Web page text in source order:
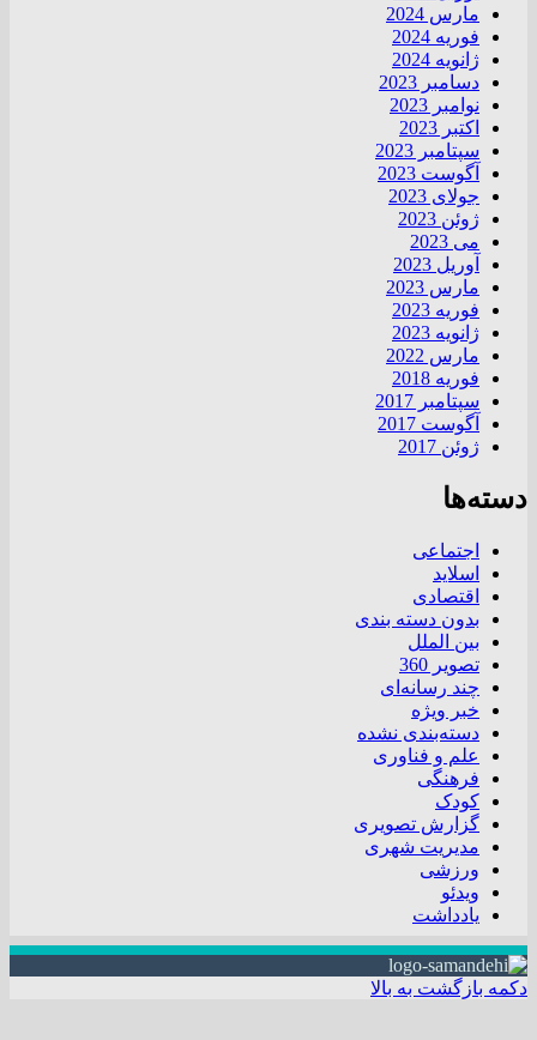
مارس 2024
فوریه 2024
ژانویه 2024
دسامبر 2023
نوامبر 2023
اکتبر 2023
سپتامبر 2023
آگوست 2023
جولای 2023
ژوئن 2023
می 2023
آوریل 2023
مارس 2023
فوریه 2023
ژانویه 2023
مارس 2022
فوریه 2018
سپتامبر 2017
آگوست 2017
ژوئن 2017
دسته‌ها
اجتماعی
اسلاید
اقتصادی
بدون دسته بندی
بین الملل
تصویر 360
چند رسانه‌ای
خبر ویژه
دسته‌بندی نشده
علم و فناوری
فرهنگی
کودک
گزارش تصویری
مدیریت شهری
ورزشی
ویدئو
یادداشت
دکمه بازگشت به بالا